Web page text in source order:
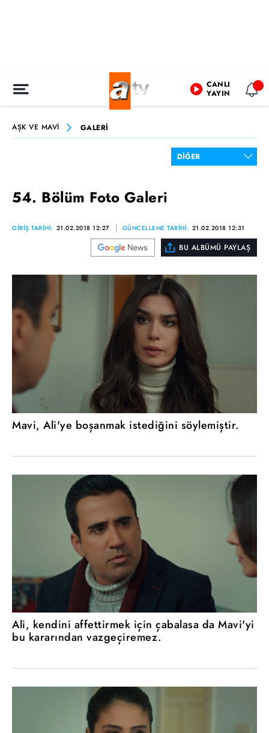
CANLI
YAYIN
AŞK VE MAVİ GALERİ
54. Bölüm Foto Galeri
GİRİŞ TARİHİ: 21.02.2018 12:27 GÜNCELLEME TARİHİ: 21.02.2018 12:31
BU ALBÜMÜ PAYLAŞ
Mavi, Ali'ye boşanmak istediğini söylemiştir.
Ali, kendini affettirmek için çabalasa da Mavi'yi
bu kararından vazgeçiremez.